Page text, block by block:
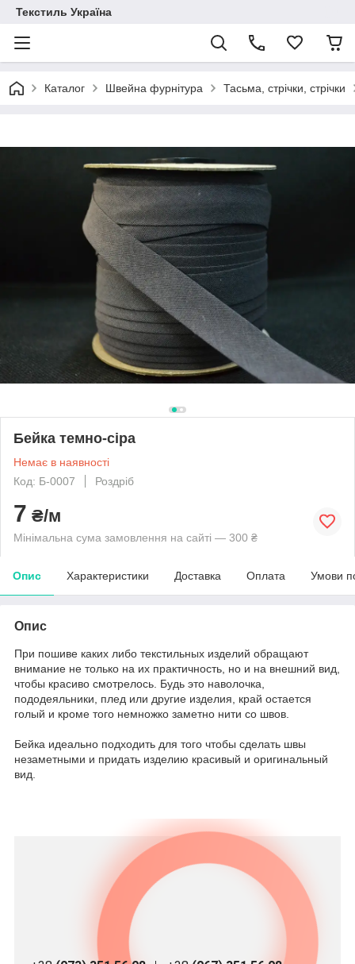
Текстиль Україна
Каталог Швейна фурнітура Тасьма, стрічки, стрічки
Бейка темно-сіра
Немає в наявності
Код: Б-0007
Роздріб
7 ₴/м
Мінімальна сума замовлення на сайті — 300 ₴
Опис Характеристики Доставка Оплата Умови
Опис
При пошиве каких либо текстильных изделий обращают
внимание не только на их практичность, но и на внешний вид,
чтобы красиво смотрелось. Будь это наволочка,
пододеяльники, плед или другие изделия, край остается
голый и кроме того немножко заметно нити со швов.
Бейка идеально подходить для того чтобы сделать швы
незаметными и придать изделию красивый и оригинальный
вид.